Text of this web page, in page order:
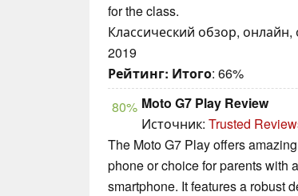
for the class.
Классический обзор,
2019
Рейтинг: Итого: 66%
80% Moto G7 Play Review
Источник: Trusted
The Moto G7 Play offers
phone or choice for parents with
smartphone. It features a robust